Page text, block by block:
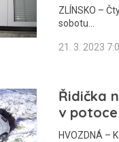
ZLÍNSKO –
sobotu…
21. 3. 2023
Řidička
v potoce
HVOZDNÁ –